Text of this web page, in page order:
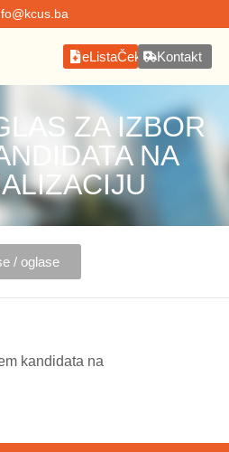
eListaČekanjaKontakt
ZA IZBOR
NA
/ oglase
kandidata na